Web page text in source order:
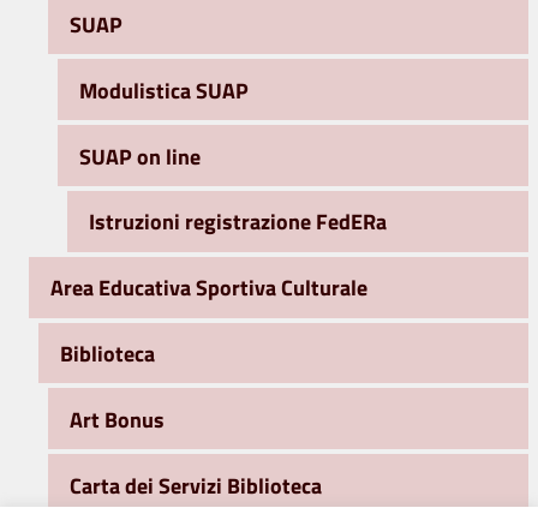
SUAP
Modulistica SUAP
SUAP on line
Istruzioni registrazione FedERa
Area Educativa Sportiva Culturale
Biblioteca
Art Bonus
Carta dei Servizi Biblioteca